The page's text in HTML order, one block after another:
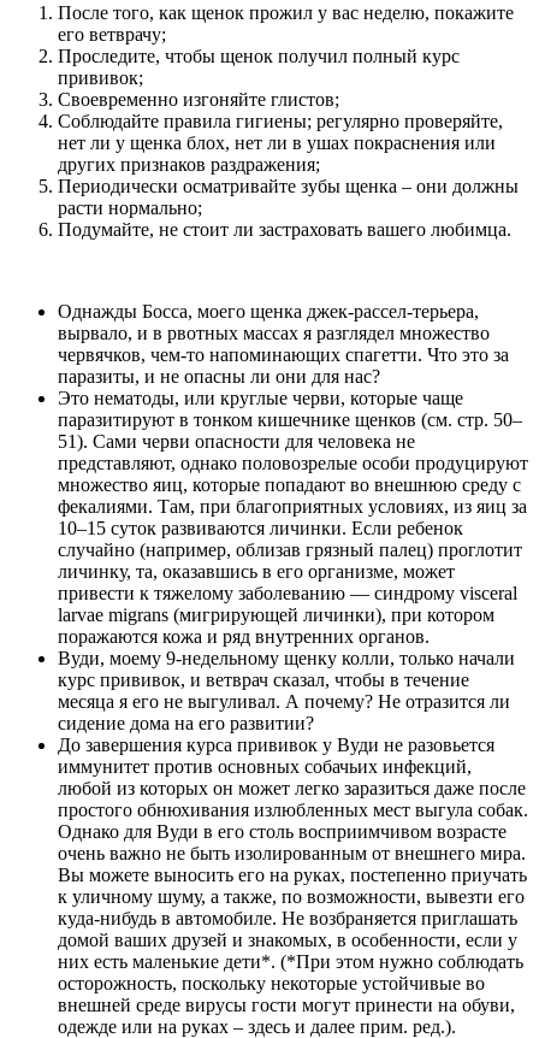
После того, как щенок прожил у вас неделю, покажите
его ветврачу;
Проследите, чтобы щенок получил полный курс
прививок;
Своевременно изгоняйте глистов;
Соблюдайте правила гигиены; регулярно проверяйте,
нет ли у щенка блох, нет ли в ушах покраснения или
других признаков раздражения;
Периодически осматривайте зубы щенка – они должны
расти нормально;
Подумайте, не стоит ли застраховать вашего любимца.
Однажды Босса, моего щенка джек-рассел-терьера,
вырвало, и в рвотных массах я разглядел множество
червячков, чем-то напоминающих спагетти. Что это за
паразиты, и не опасны ли они для нас?
Это нематоды, или круглые черви, которые чаще
паразитируют в тонком кишечнике щенков (см. стр. 50–
51). Сами черви опасности для человека не
представляют, однако половозрелые особи продуцируют
множество яиц, которые попадают во внешнюю среду с
фекалиями. Там, при благоприятных условиях, из яиц за
10–15 суток развиваются личинки. Если ребенок
случайно (например, облизав грязный палец) проглотит
личинку, та, оказавшись в его организме, может
привести к тяжелому заболеванию — синдрому visceral
larvae migrans (мигрирующей личинки), при котором
поражаются кожа и ряд внутренних органов.
Вуди, моему 9-недельному щенку колли, только начали
курс прививок, и ветврач сказал, чтобы в течение
месяца я его не выгуливал. А почему? Не отразится ли
сидение дома на его развитии?
До завершения курса прививок у Вуди не разовьется
иммунитет против основных собачьих инфекций,
любой из которых он может легко заразиться даже после
простого обнюхивания излюбленных мест выгула собак.
Однако для Вуди в его столь восприимчивом возрасте
очень важно не быть изолированным от внешнего мира.
Вы можете выносить его на руках, постепенно приучать
к уличному шуму, а также, по возможности, вывезти его
куда-нибудь в автомобиле. Не возбраняется приглашать
домой ваших друзей и знакомых, в особенности, если у
них есть маленькие дети*. (*При этом нужно соблюдать
осторожность, поскольку некоторые устойчивые во
внешней среде вирусы гости могут принести на обуви,
одежде или на руках – здесь и далее прим. ред.).